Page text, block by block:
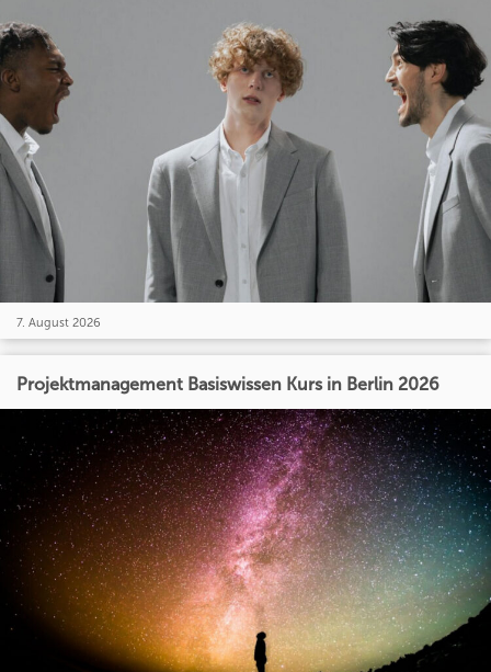
7. August 2026
Projektmanagement Basiswissen Kurs in Berlin 2026